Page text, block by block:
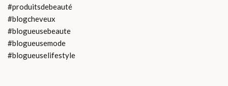
#produitsdebeauté
#blogcheveux
#blogueusebeaute
#blogueusemode
#blogueuselifestyle